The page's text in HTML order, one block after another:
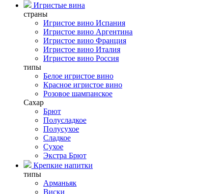
Игристые вина
страны
Игристое вино Испания
Игристое вино Аргентина
Игристое вино Франция
Игристое вино Италия
Игристое вино Россия
типы
Белое игристое вино
Красное игристое вино
Розовое шампанское
Сахар
Брют
Полусладкое
Полусухое
Сладкое
Сухое
Экстра Брют
Крепкие напитки
типы
Арманьяк
Виски